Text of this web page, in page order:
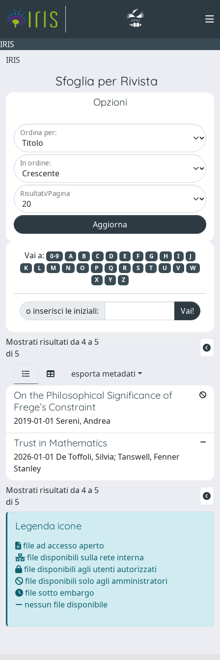
IRIS
IRIS
Sfoglia per Rivista
Opzioni
Ordina per:
In ordine:
Risultati/Pagina
Vai a: 0-9 A B C D E F G H I
J
K
L M N O P Q R S T U V
W
X
Y Z
o inserisci le iniziali:
Mostrati risultati da 4 a 5
di 5
esporta metadati
On the Philosophical Significance of
Frege’s Constraint
2019-01-01 Sereni, Andrea
Trust in Mathematics
2026-01-01 De Toffoli, Silvia; Tanswell, Fenner
Stanley
Mostrati risultati da 4 a 5
di 5
Legenda icone
file ad accesso aperto
file disponibili sulla rete interna
file disponibili agli utenti autorizzati
file disponibili solo agli amministratori
file sotto embargo
nessun file disponibile